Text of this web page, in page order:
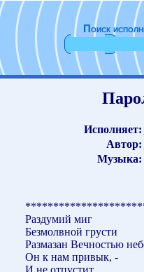
Поиск
Исполняет:
Автор:
Музыка:
Раздумий миг
Безмолвной грусти
Размазан Вечностью
Он к нам привык, -
И не отпустит,